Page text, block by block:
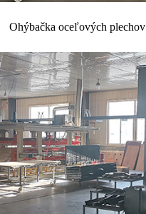
Ohýbačka oceľových plechov